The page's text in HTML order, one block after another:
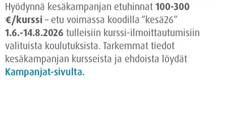
Hyödynnä kesäkampanjan etuhinnat 100-300
€/kurssi – etu voimassa koodilla ”kesä26”
1.6.-14.8.2026 tulleisiin kurssi-ilmoittautumisiin
valituista koulutuksista. Tarkemmat tiedot
kesäkampanjan kursseista ja ehdoista löydät
Kampanjat-sivulta.